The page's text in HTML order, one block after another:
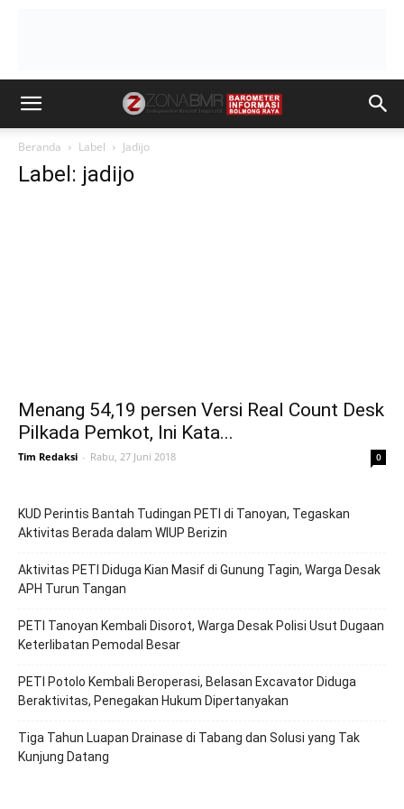
Beranda Label Jadijo
Label: jadijo
Menang 54,19 persen Versi Real Count Desk
Pilkada Pemkot, Ini Kata...
Tim Redaksi - Rabu, 27 Juni 2018 0
KUD Perintis Bantah Tudingan PETI di Tanoyan, Tegaskan
Aktivitas Berada dalam WIUP Berizin
Aktivitas PETI Diduga Kian Masif di Gunung Tagin, Warga Desak
APH Turun Tangan
PETI Tanoyan Kembali Disorot, Warga Desak Polisi Usut Dugaan
Keterlibatan Pemodal Besar
PETI Potolo Kembali Beroperasi, Belasan Excavator Diduga
Beraktivitas, Penegakan Hukum Dipertanyakan
Tiga Tahun Luapan Drainase di Tabang dan Solusi yang Tak
Kunjung Datang